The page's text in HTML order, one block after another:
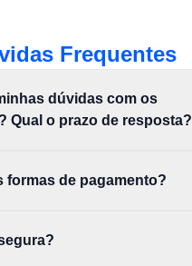
Frequentes
dúvidas com os
Qual o prazo de resposta?
formas de pagamento?